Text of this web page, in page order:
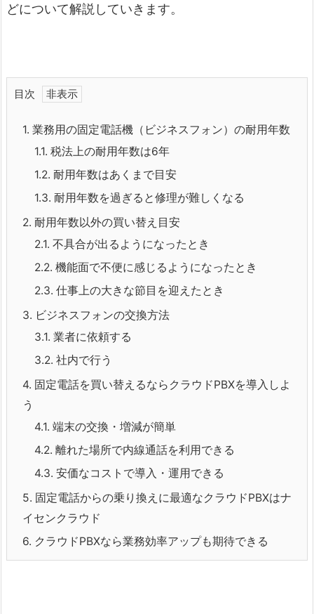
どについて解説していきます。
目次
1. 業務用の固定電話機（ビジネスフォン）の耐用年数
1.1. 税法上の耐用年数は6年
1.2. 耐用年数はあくまで目安
1.3. 耐用年数を過ぎると修理が難しくなる
2. 耐用年数以外の買い替え目安
2.1. 不具合が出るようになったとき
2.2. 機能面で不便に感じるようになったとき
2.3. 仕事上の大きな節目を迎えたとき
3. ビジネスフォンの交換方法
3.1. 業者に依頼する
3.2. 社内で行う
4. 固定電話を買い替えるならクラウドPBXを導入しよ
う
4.1. 端末の交換・増減が簡単
4.2. 離れた場所で内線通話を利用できる
4.3. 安価なコストで導入・運用できる
5. 固定電話からの乗り換えに最適なクラウドPBXはナ
イセンクラウド
6. クラウドPBXなら業務効率アップも期待できる